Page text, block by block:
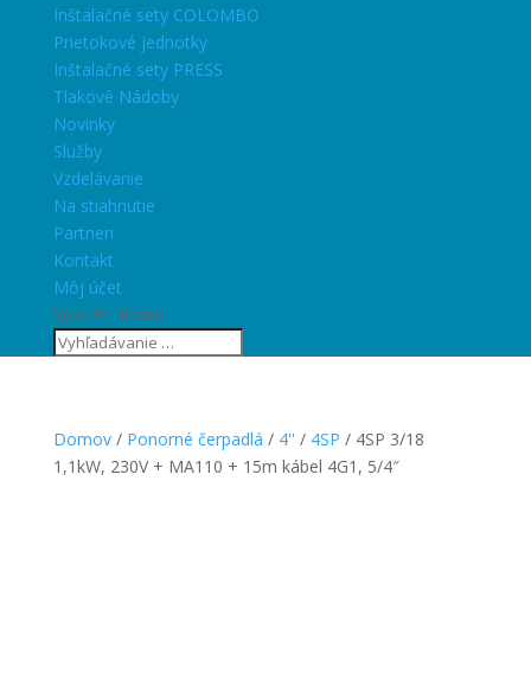
Inštalačné sety COLOMBO
Prietokové jednotky
Inštalačné sety PRESS
Tlakové Nádoby
Novinky
Služby
Vzdelávanie
Na stiahnutie
Partneri
Kontakt
Môj účet
Vyberte stranu
Domov/ Ponorné čerpadlá / 4'' / 4SP / 4SP 3/18
1,1kW, 230V + MA110 + 15m kábel 4G1, 5/4″